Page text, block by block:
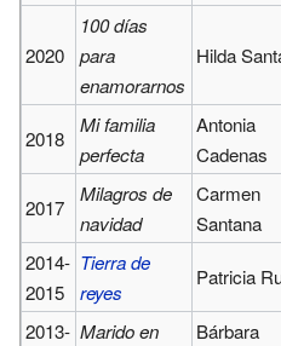
2020
100 días
para
enamorarnos
Hilda
2018
Mi familia
perfecta
Antonia
Cadenas
2017
Milagros de
navidad
Carmen
Santana
2014-
2015
Tierra de
reyes
Patricia
2013- Marido en
Bárbara